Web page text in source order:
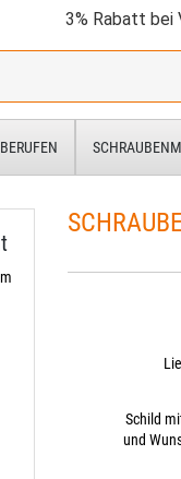
3% Rabatt bei
Schild
und